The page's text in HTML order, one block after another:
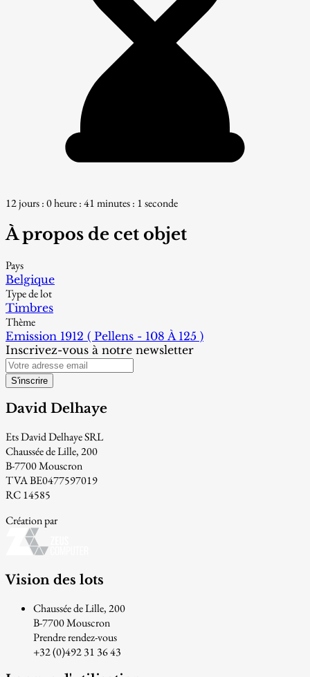
12 jours : 0 heure : 40 minutes : 59 secondes
À propos de cet objet
Pays
Belgique
Type de lot
Timbres
Thème
Emission 1912 ( Pellens - 108 À 125 )
Inscrivez-vous à notre newsletter
S'inscrire
David Delhaye
Ets David Delhaye SRL
Chaussée de Lille, 200
B-7700 Mouscron
TVA BE0477597019
RC 14585
Création par
Vision des lots
Chaussée de Lille, 200
B-7700 Mouscron
Prendre rendez-vous
+32 (0)492 31 36 43